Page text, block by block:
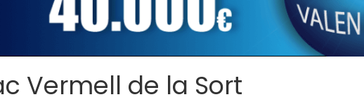
anterior
Vermell de la Sort